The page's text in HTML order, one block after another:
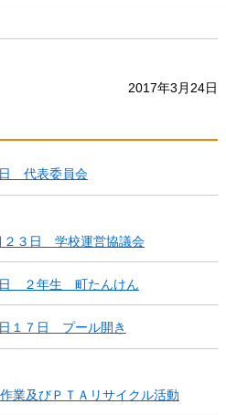
2017年3月24日
日 代表委員会
２３日 学校運営協議会
日 ２年生 町たんけん
１７日 プール開き
業及びＰＴＡリサイクル活動